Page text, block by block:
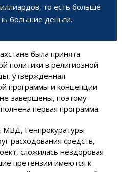
то есть больше
большие деньги.
была принята
политики в религиозной
утвержденная
программы и концепции
завершены, поэтому
первая программа.
МВД, Генпрокуратуры
расходования средств,
сложилась нездоровая
претензии имеются к